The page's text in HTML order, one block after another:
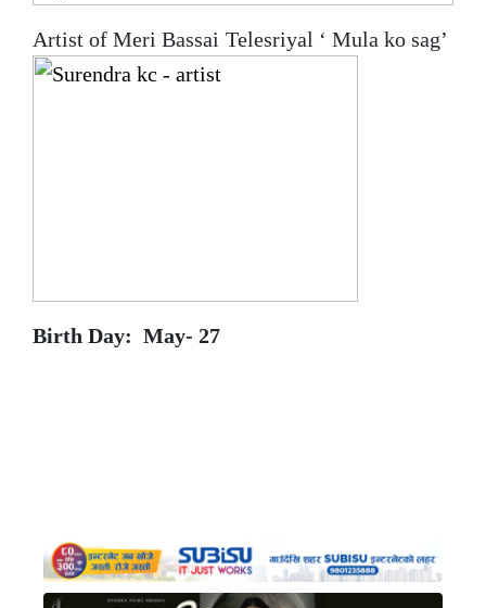
Artist of Meri Bassai Telesriyal ‘ Mula ko sag’
Birth Day: May- 27